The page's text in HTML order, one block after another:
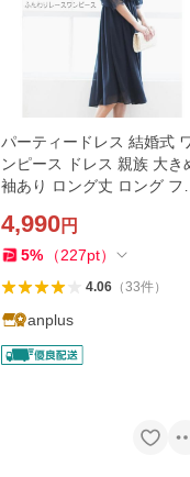
パーティードレス 結婚式
ンピース ドレス 親族 大き
袖あり ロング丈 ロング フォ
春 夏 秋 冬 20代 30代 40代
0代 60代
4,990円
5% （227pt）
4.06（33件）
anplus